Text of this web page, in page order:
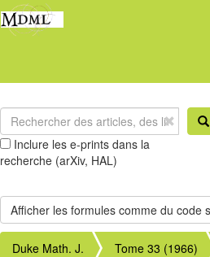
Inclure les e-prints dans la
recherche (arXiv, HAL)
Duke Math. J. Tome 33 (1966)